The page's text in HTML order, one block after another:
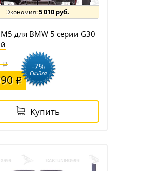
5 010 руб.
для BMW 5 серии G30
-7%
Скидка
Купить